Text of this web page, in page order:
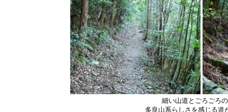
細い山道とごろごろ
多良山系らしさを感じる